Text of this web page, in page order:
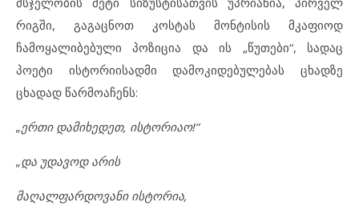
რიგში, გაგაცნოთ კოსტას მონტისის მკაფიოდ
ჩამოყალიბებული პოზიცია და ის „წუთები“, სადაც
პოეტი ისტორიისადმი დამოკიდებულებას ცხადზე
ცხადად წარმოაჩენს:
„ერთი დამიხედეთ, ისტორიაო!“
„და უდავოდ არის
მაღალფარდოვანი ისტორია,